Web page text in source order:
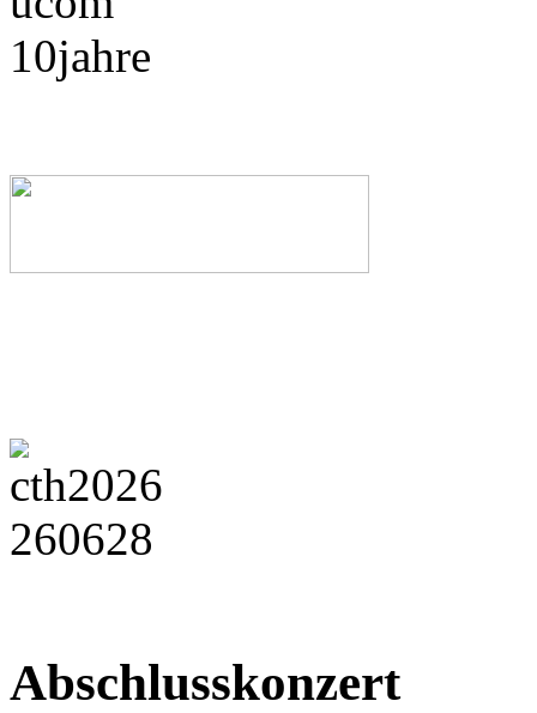
Abschlusskonzert